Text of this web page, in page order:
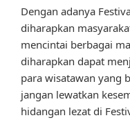
Dengan adanya
diharapkan
mencintai berbagai
diharapkan dapat
para wisatawan yang
jangan lewatkan
hidangan lezat di